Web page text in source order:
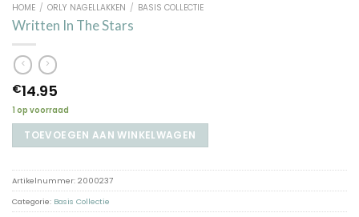
HOME / ORLY NAGELLAKKEN / BASIS COLLECTIE
Written In The Stars
€14.95
1 op voorraad
TOEVOEGEN AAN WINKELWAGEN
Artikelnummer: 2000237
Categorie: Basis Collectie